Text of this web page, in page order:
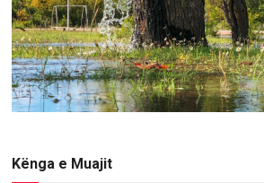
Kënga e Muajit